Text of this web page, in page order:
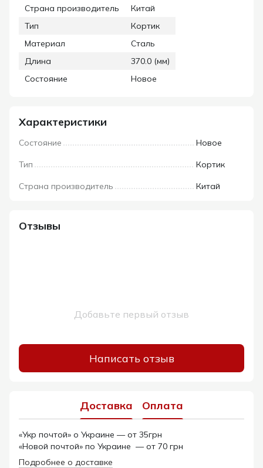
Страна производитель
Китай
Тип
Кортик
Материал
Сталь
Длина
370.0 (мм)
Состояние
Новое
Характеристики
Состояние Новое
Тип Кортик
Страна производитель Китай
Отзывы
Добавьте первый отзыв
Написать отзыв
Доставка Оплата
«Укр почтой» о Украине — от 35грн
«Новой почтой» по Украине — от 70 грн
Подробнее о доставке